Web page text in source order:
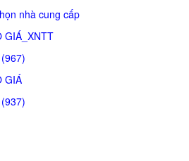
nhà cung cấp
GIÁ_XNTT
GIÁ